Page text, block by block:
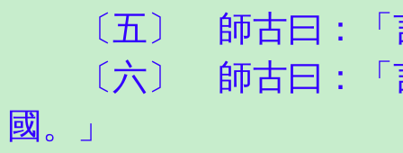
〔五〕 師古曰：「
〔六〕 師古曰：「言
國。」